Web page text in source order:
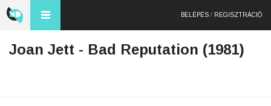
BELÉPÉS / REGISZTRÁCIÓ
Joan Jett - Bad Reputation (1981)